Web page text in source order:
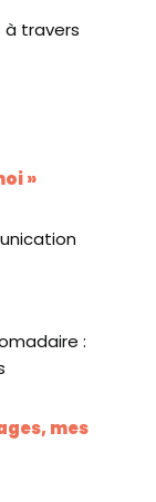
à travers
»
:
mes